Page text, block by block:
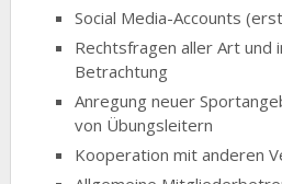
Social Media-Accounts
Rechtsfragen aller Art und
Betrachtung
Anregung neuer
von Übungsleitern
Kooperation mit anderen